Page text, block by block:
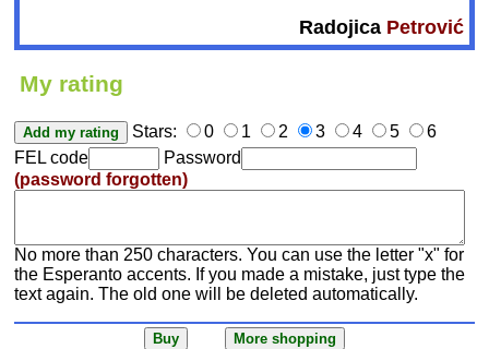
Radojica Petrović
My rating
Stars: 0 1 2 3 4 5
6
FEL code
Password
(password forgotten)
No more than 250 characters. You can use the letter "x" for
the Esperanto accents. If you made a mistake, just type the
text again. The old one will be deleted automatically.